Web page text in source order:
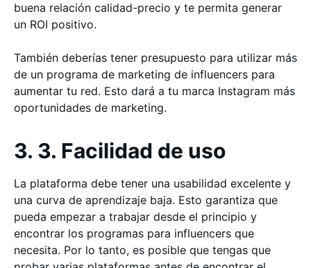
buena relación calidad-precio y te permita generar
un ROI positivo.
También deberías tener presupuesto para utilizar más
de un programa de marketing de influencers para
aumentar tu red. Esto dará a tu marca Instagram más
oportunidades de marketing.
3. 3. Facilidad de uso
La plataforma debe tener una usabilidad excelente y
una curva de aprendizaje baja. Esto garantiza que
pueda empezar a trabajar desde el principio y
encontrar los programas para influencers que
necesita. Por lo tanto, es posible que tengas que